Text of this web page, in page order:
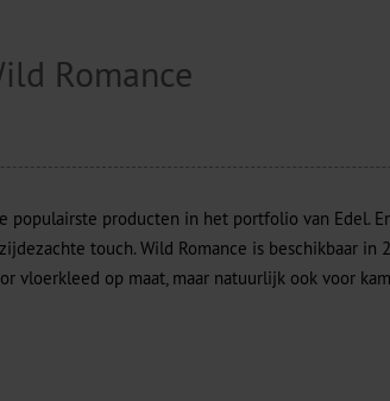
Romance
populairste producten in het portfolio van Edel.
touch. Wild Romance is beschikbaar
vloerkleed op maat, maar natuurlijk ook voor